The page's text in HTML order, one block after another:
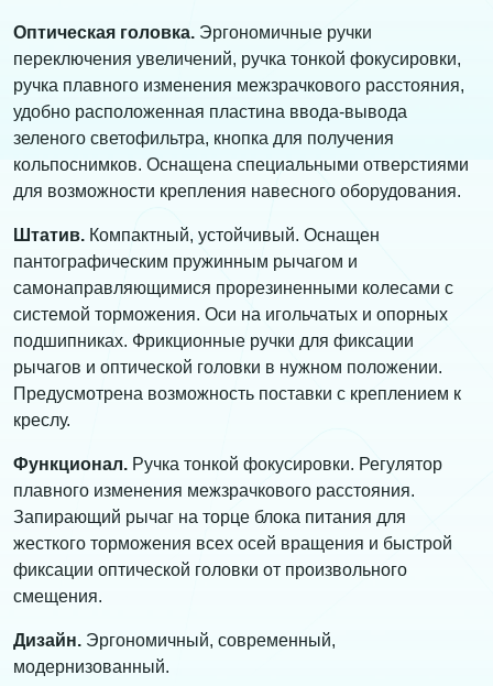
Оптическая головка. Эргономичные ручки
переключения увеличений, ручка тонкой фокусировки,
ручка плавного изменения межзрачкового расстояния,
удобно расположенная пластина ввода-вывода
зеленого светофильтра, кнопка для получения
кольпоснимков. Оснащена специальными отверстиями
для возможности крепления навесного оборудования.
Штатив. Компактный, устойчивый. Оснащен
пантографическим пружинным рычагом и
самонаправляющимися прорезиненными колесами с
системой торможения. Оси на игольчатых и опорных
подшипниках. Фрикционные ручки для фиксации
рычагов и оптической головки в нужном положении.
Предусмотрена возможность поставки с креплением к
креслу.
Функционал. Ручка тонкой фокусировки. Регулятор
плавного изменения межзрачкового расстояния.
Запирающий рычаг на торце блока питания для
жесткого торможения всех осей вращения и быстрой
фиксации оптической головки от произвольного
смещения.
Дизайн. Эргономичный, современный,
модернизованный.